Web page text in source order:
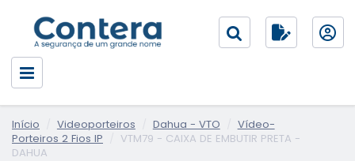
Início Videoporteiros Dahua - VTO
Vídeo-
Porteiros 2 Fios IP
VTM79 - CAIXA DE EMBUTIR PRETA -
DAHUA